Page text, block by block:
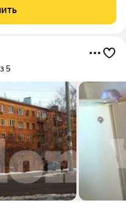
транспорта, магазины,
5